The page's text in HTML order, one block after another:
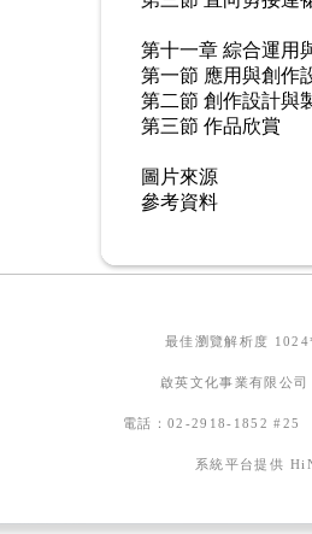
第十一章 綜合運用
第一節 應用與創作
第二節 創作設計與
第三節 作品欣賞
圖片來源
參考資料
最佳瀏覽解析度
啟英文化事業有限公
電話：02-2918-1852
系統平台提供